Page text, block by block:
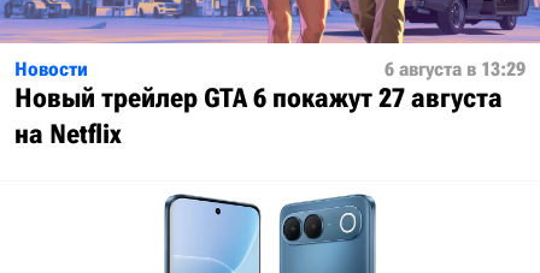
Новости 6 августа в 13:29
Новый трейлер GTA 6 покажут 27 августа
на Netflix